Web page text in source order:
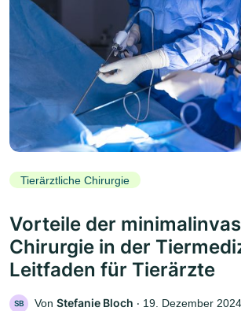
Tierärztliche Chirurgie
Vorteile der
Chirurgie in der
Leitfaden für Tierärzte
SB Von Stefanie Bloch ‧ 19. Dezember 2024